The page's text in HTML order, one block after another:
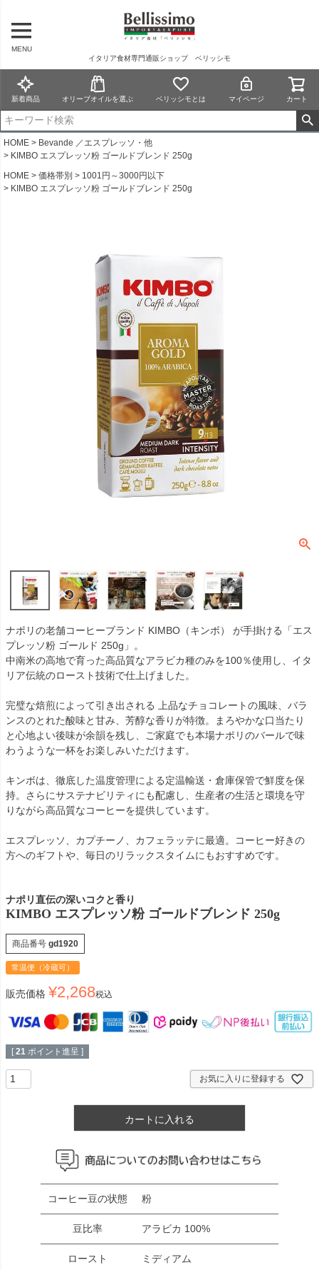
MENU
イタリア食材専門通販ショップ ベリッシモ
新着商品 オリーブオイルを選ぶ ベリッシモとは マイページ カート
HOME
Bevande ／エスプレッソ・他
KIMBO エスプレッソ粉 ゴールドブレンド 250g
HOME
価格帯別
1001円～3000円以下
KIMBO エスプレッソ粉 ゴールドブレンド 250g
ナポリの老舗コーヒーブランド KIMBO（キンボ） が手掛ける「エス
プレッソ粉 ゴールド 250g」。
中南米の高地で育った高品質なアラビカ種のみを100％使用し、イタ
リア伝統のロースト技術で仕上げました。
完璧な焙煎によって引き出される 上品なチョコレートの風味、バラ
ンスのとれた酸味と甘み、芳醇な香りが特徴。まろやかな口当たり
と心地よい後味が余韻を残し、ご家庭でも本場ナポリのバールで味
わうような一杯をお楽しみいただけます。
キンボは、徹底した温度管理による定温輸送・倉庫保管で鮮度を保
持。さらにサステナビリティにも配慮し、生産者の生活と環境を守
りながら高品質なコーヒーを提供しています。
エスプレッソ、カプチーノ、カフェラッテに最適。コーヒー好きの
方へのギフトや、毎日のリラックスタイムにもおすすめです。
ナポリ直伝の深いコクと香り
KIMBO エスプレッソ粉 ゴールドブレンド 250g
商品番号 gd1920
常温便（冷蔵可）
販売価格 ¥2,268税込
[ 21 ポイント進呈 ]
お気に入りに登録する
カートに入れる
コーヒー豆の状態 粉
豆比率 アラビカ 100%
ロースト ミディアム